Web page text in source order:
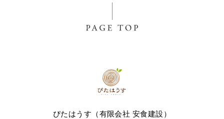
ぴたはうす（有限会社 安食建設）